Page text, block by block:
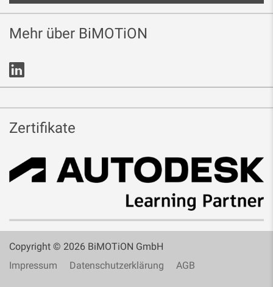
Mehr über BiMOTiON
Zertifikate
Copyright © 2026 BiMOTiON GmbH
Impressum
Datenschutzerklärung AGB